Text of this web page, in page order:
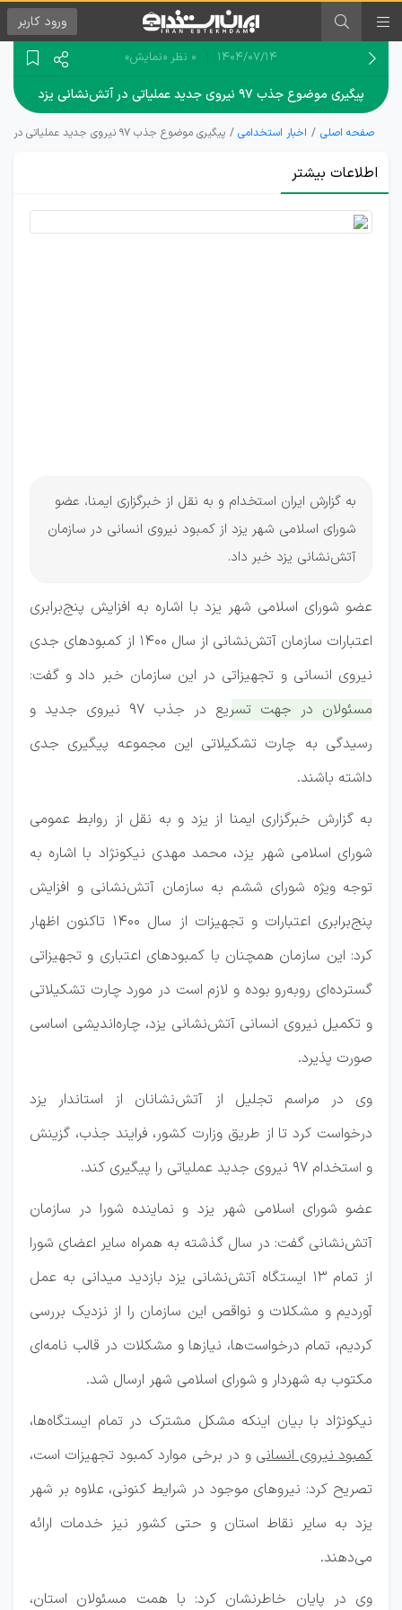
ورود کاربر
۱۴۰۴/۰۷/۱۴ 0 نظر «نمایش»
پیگیری موضوع جذب ۹۷ نیروی جدید عملیاتی در آتش‌نشانی یزد
صفحه اصلی اخبار استخدامی پیگیری موضوع جذب ۹۷ نیروی جدید عملیاتی در آتش‌نشانی یزد
اطلاعات بیشتر
لزوم
به گزارش ایران استخدام و به نقل از خبرگزاری ایمنا، عضو
شورای اسلامی شهر یزد از کمبود نیروی انسانی در سازمان
آتش‌نشانی یزد خبر داد.
عضو شورای اسلامی شهر یزد با اشاره به افزایش پنج‌برابری
اعتبارات سازمان آتش‌نشانی از سال ۱۴۰۰ از کمبودهای جدی
نیروی انسانی و تجهیزاتی در این سازمان خبر داد و گفت:
مسئولان در جهت تسریع در جذب ۹۷ نیروی جدید و
رسیدگی به چارت تشکیلاتی این مجموعه پیگیری جدی
داشته باشند.
به گزارش خبرگزاری ایمنا از یزد و به نقل از روابط عمومی
شورای اسلامی شهر یزد، محمد مهدی نیکونژاد با اشاره به
توجه ویژه شورای ششم به سازمان آتش‌نشانی و افزایش
پنج‌برابری اعتبارات و تجهیزات از سال ۱۴۰۰ تاکنون اظهار
کرد: این سازمان همچنان با کمبودهای اعتباری و تجهیزاتی
گسترده‌ای روبه‌رو بوده و لازم است در مورد چارت تشکیلاتی
و تکمیل نیروی انسانی آتش‌نشانی یزد، چاره‌اندیشی اساسی
صورت پذیرد.
وی در مراسم تجلیل از آتش‌نشانان از استاندار یزد
درخواست کرد تا از طریق وزارت کشور، فرایند جذب، گزینش
و استخدام ۹۷ نیروی جدید عملیاتی را پیگیری کند.
عضو شورای اسلامی شهر یزد و نماینده شورا در سازمان
آتش‌نشانی گفت: در سال گذشته به همراه سایر اعضای شورا
از تمام ۱۳ ایستگاه آتش‌نشانی یزد بازدید میدانی به عمل
آوردیم و مشکلات و نواقص این سازمان را از نزدیک بررسی
کردیم، تمام درخواست‌ها، نیازها و مشکلات در قالب نامه‌ای
مکتوب به شهردار و شورای اسلامی شهر ارسال شد.
نیکونژاد با بیان اینکه مشکل مشترک در تمام ایستگاه‌ها،
کمبود نیروی انسانی و در برخی موارد کمبود تجهیزات است،
تصریح کرد: نیروهای موجود در شرایط کنونی، علاوه بر شهر
یزد به سایر نقاط استان و حتی کشور نیز خدمات ارائه
می‌دهند.
وی در پایان خاطرنشان کرد: با همت مسئولان استان،